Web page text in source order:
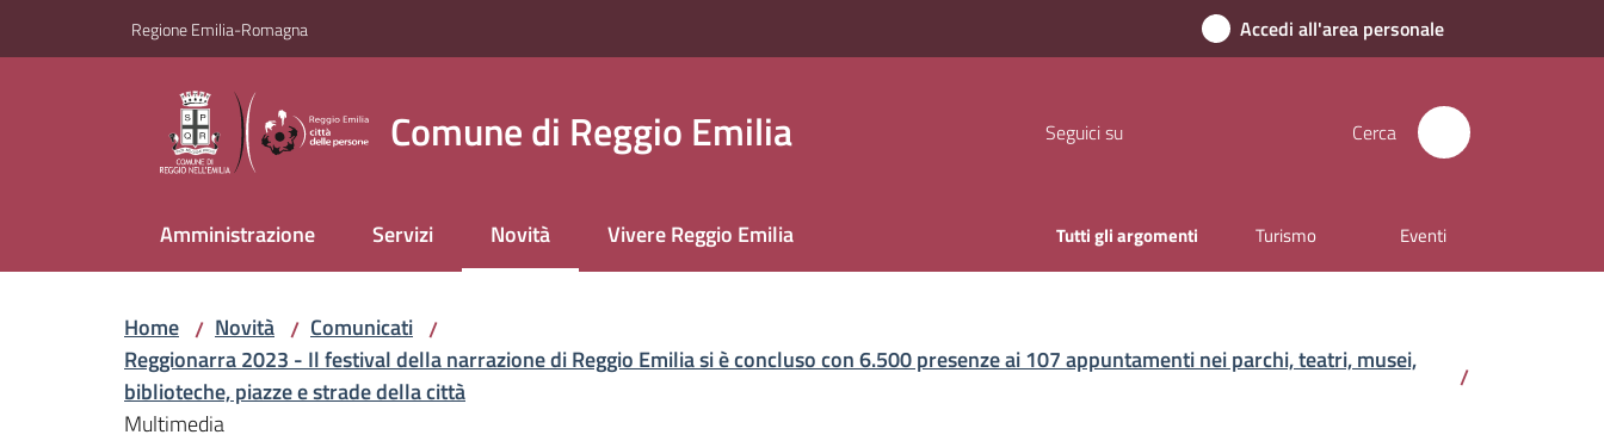
Regione Emilia-Romagna Accedi all'area personale
Comune di Reggio Emilia Seguici su Cerca
Amministrazione Servizi Novità
Menu selezionatoVivere Reggio Emilia Tutti gli argomenti Turismo Eventi
Home / Novità / Comunicati /
Reggionarra 2023 - Il festival della narrazione di Reggio Emilia si è concluso con 6.500 presenze ai 107 appuntamenti nei parchi, teatri, musei,
biblioteche, piazze e strade della città
/
Multimedia